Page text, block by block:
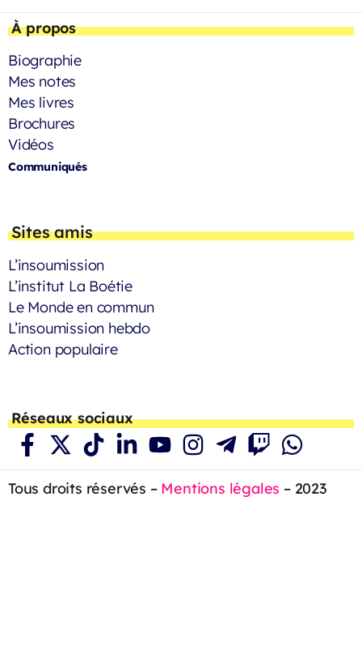
À propos
Biographie
Mes notes
Mes livres
Brochures
Vidéos
Communiqués
Sites amis
L’insoumission
L’institut La Boétie
Le Monde en commun
L’insoumission hebdo
Action populaire
Réseaux sociaux
Tous droits réservés – Mentions légales – 2023